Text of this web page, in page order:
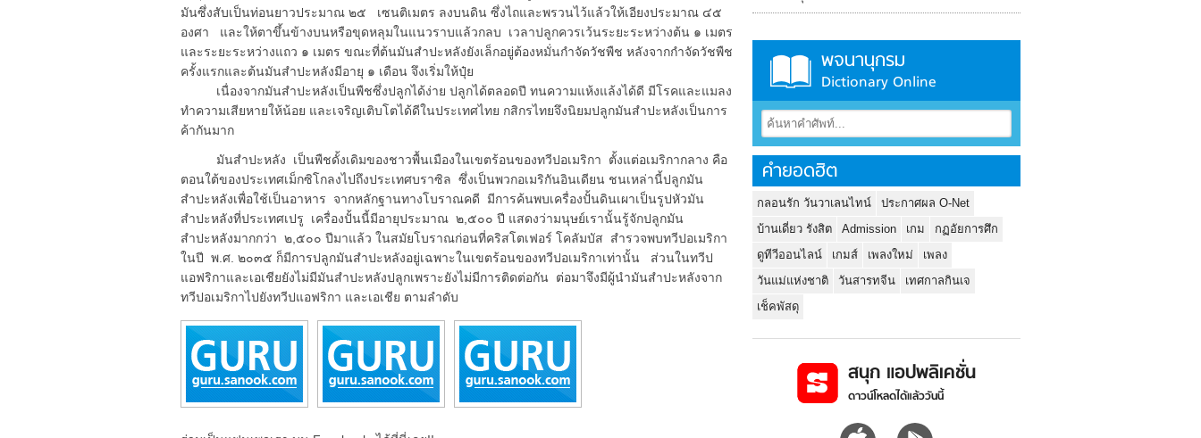
มันซึ่งสับเป็นท่อนยาวประมาณ ๒๕ เซนติเมตร ลงบนดิน ซึ่งไถและพรวนไว้แล้วให้เอียงประมาณ ๔๕
องศา และให้ตาขึ้นข้างบนหรือขุดหลุมในแนวราบแล้วกลบ เวลาปลูกควรเว้นระยะระหว่างต้น ๑ เมตร
และระยะระหว่างแถว ๑ เมตร ขณะที่ต้นมันสำปะหลังยังเล็กอยู่ต้องหมั่นกำจัดวัชพืช หลังจากกำจัดวัชพืช
ครั้งแรกและต้นมันสำปะหลังมีอายุ ๑ เดือน จึงเริ่มให้ปุ๋ย
เนื่องจากมันสำปะหลังเป็นพืชซึ่งปลูกได้ง่าย ปลูกได้ตลอดปี ทนความแห้งแล้งได้ดี มีโรคและแมลง
ทำความเสียหายให้น้อย และเจริญเติบโตได้ดีในประเทศไทย กสิกรไทยจึงนิยมปลูกมันสำปะหลังเป็นการ
ค้ากันมาก
มันสำปะหลัง เป็นพืชดั้งเดิมของชาวพื้นเมืองในเขตร้อนของทวีปอเมริกา ตั้งแต่อเมริกากลาง คือ
ตอนใต้ของประเทศเม็กซิโกลงไปถึงประเทศบราซิล ซึ่งเป็นพวกอเมริกันอินเดียน ชนเหล่านี้ปลูกมัน
สำปะหลังเพื่อใช้เป็นอาหาร จากหลักฐานทางโบราณคดี มีการค้นพบเครื่องปั้นดินเผาเป็นรูปหัวมัน
สำปะหลังที่ประเทศเปรู เครื่องปั้นนี้มีอายุประมาณ ๒,๕๐๐ ปี แสดงว่ามนุษย์เรานั้นรู้จักปลูกมัน
สำปะหลังมากกว่า ๒,๕๐๐ ปีมาแล้ว ในสมัยโบราณก่อนที่คริสโตเฟอร์ โคลัมบัส สำรวจพบทวีปอเมริกา
ในปี พ.ศ. ๒๐๓๕ ก็มีการปลูกมันสำปะหลังอยู่เฉพาะในเขตร้อนของทวีปอเมริกาเท่านั้น ส่วนในทวีป
แอฟริกาและเอเชียยังไม่มีมันสำปะหลังปลูกเพราะยังไม่มีการติดต่อกัน ต่อมาจึงมีผู้นำมันสำปะหลังจาก
ทวีปอเมริกาไปยังทวีปแอฟริกา และเอเชีย ตามลำดับ
พจนานุกรม
Dictionary Online
คำยอดฮิต
กลอนรัก วันวาเลนไทน์
ประกาศผล O-Net
บ้านเดี่ยว รังสิต
Admission เกม
กฏอัยการศึก
ดูทีวีออนไลน์
เกมส์ เพลงใหม่
เพลง
วันแม่แห่งชาติ
วันสารทจีน
เทศกาลกินเจ
เช็คพัสดุ
สนุก แอปพลิเคชั่น
ดาวน์โหลดได้แล้ววันนี้